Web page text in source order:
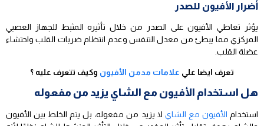
أضرار الأفيون للصدر
يؤثر تعاطي الأفيون على الصدر من خلال تأثيره المثبط للجهاز العصبي
المركزي مما يبطئ من معدل التنفس وعدم انتظام ضربات القلب واحتشاء
عضلة القلب.
تعرف ايضا علي علامات مدمن الأفيون وكيف تتعرف عليه ؟
هل استخدام الأفيون مع الشاي يزيد من مفعوله
استخدام الأفيون مع الشاي لا يزيد من مفعوله، بل يتم الخلط بين الأفيون